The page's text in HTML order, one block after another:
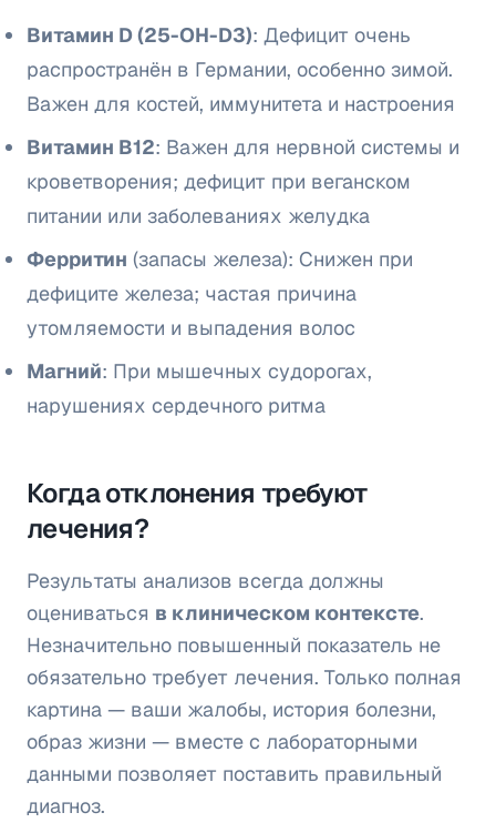
Витамин D (25-OH-D3): Дефицит очень
распространён в Германии, особенно зимой.
Важен для костей, иммунитета и настроения
Витамин B12: Важен для нервной системы и
кроветворения; дефицит при веганском
питании или заболеваниях желудка
Ферритин (запасы железа): Снижен при
дефиците железа; частая причина
утомляемости и выпадения волос
Магний: При мышечных судорогах,
нарушениях сердечного ритма
Когда отклонения требуют
лечения?
Результаты анализов всегда должны
оцениваться в клиническом контексте.
Незначительно повышенный показатель не
обязательно требует лечения. Только полная
картина — ваши жалобы, история болезни,
образ жизни — вместе с лабораторными
данными позволяет поставить правильный
диагноз.